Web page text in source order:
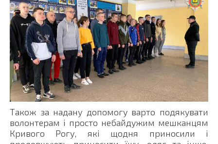
Також за надану допомогу варто подякувати
волонтерам і просто небайдужим мешканцям
Кривого Рогу, які щодня приносили і